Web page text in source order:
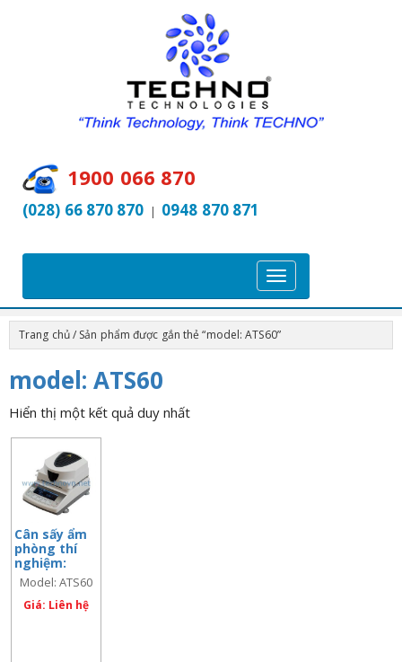
1900 066 870
(028) 66 870 870 | 0948 870 871
T
o
g
g
Trang chủ/ Sản phẩm được gắn thẻ “model: ATS60”
model: ATS60
Hiển thị một kết quả duy nhất
Cân sấy ẩm
phòng thí
nghiệm:
60gx0.001g;
model:
ATS60
Model: ATS60
Giá: Liên hệ